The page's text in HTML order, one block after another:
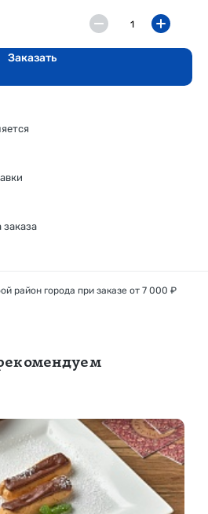
Заказать
район города при заказе от 7 000 ₽